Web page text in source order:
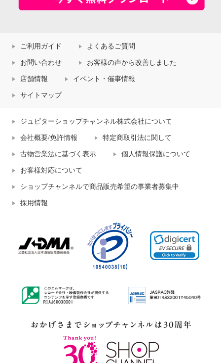
ご利用ガイド よくあるご質問
お問い合わせ お客様の声から改善しました
店舗情報 イベント・催事情報
サイトマップ
ジュピターショップチャンネル株式会社について
会社概要/免許情報 特定商取引法に関して
古物営業法に基づく表示 個人情報保護について
お客様対応について
ショップチャンネルで商品販売希望の事業者募集中
採用情報